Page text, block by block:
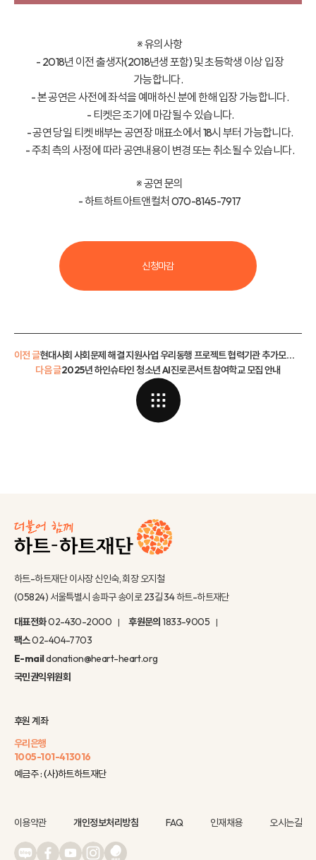
※ 유의사항
- 2018년 이전 출생자(2018년생 포함) 및 초등학생 이상 입장
가능합니다.
- 본 공연은 사전에 좌석을 예매하신 분에 한해 입장 가능합니다.
- 티켓은 조기에 마감될 수 있습니다.
- 공연 당일 티켓 배부는 공연장 매표소에서 18시 부터 가능합니다.
- 주최 측의 사정에 따라 공연내용이 변경 또는 취소될 수 있습니다.
※ 공연 문의
- 하트하트아트앤컬처 070-8145-7917
신청마감
이전 글
현대사회 사회문제 해결 지원사업 우리동행 프로젝트 협력기관 추가모집(사회적 고립 예방 분야)
2025년 하인슈타인 청소년 AI진로콘서트 참여학교 모집 안내
다음 글
하트-하트재단 이사장 신인숙, 회장 오지철
(05824) 서울특별시 송파구 송이로 23길 34 하트-하트재단
대표전화02-430-2000 후원문의1833-9005
팩스02-404-7703
E-maildonation@heart-heart.org
국민권익위원회
후원 계좌
우리은행
1005-101-413016
예금주 : (사)하트하트재단
이용약관 개인정보처리방침 FAQ 인재채용 오시는길